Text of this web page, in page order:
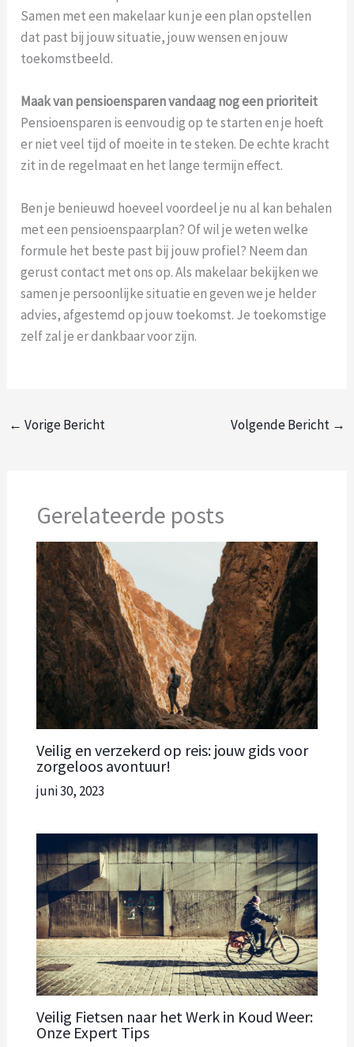
Samen met een makelaar kun je een plan opstellen
dat past bij jouw situatie, jouw wensen en jouw
toekomstbeeld.
Maak van pensioensparen vandaag nog een prioriteit
Pensioensparen is eenvoudig op te starten en je hoeft
er niet veel tijd of moeite in te steken. De echte kracht
zit in de regelmaat en het lange termijn effect.
Ben je benieuwd hoeveel voordeel je nu al kan behalen
met een pensioenspaarplan? Of wil je weten welke
formule het beste past bij jouw profiel? Neem dan
gerust contact met ons op. Als makelaar bekijken we
samen je persoonlijke situatie en geven we je helder
advies, afgestemd op jouw toekomst. Je toekomstige
zelf zal je er dankbaar voor zijn.
← Vorige Bericht Volgende Bericht →
Gerelateerde posts
Veilig en verzekerd op reis: jouw gids voor
zorgeloos avontuur!
juni 30, 2023
Veilig Fietsen naar het Werk in Koud Weer:
Onze Expert Tips